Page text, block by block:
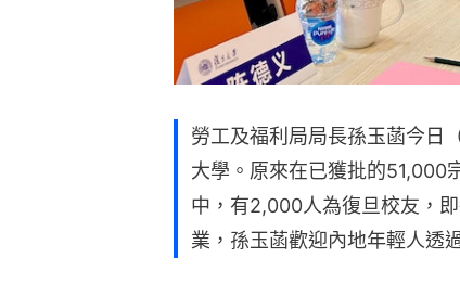
勞工及福利局局長孫玉菡今日
大學。原來在已獲批的51,000
中，有2,000人為復旦校友，
業，孫玉菡歡迎內地年輕人透